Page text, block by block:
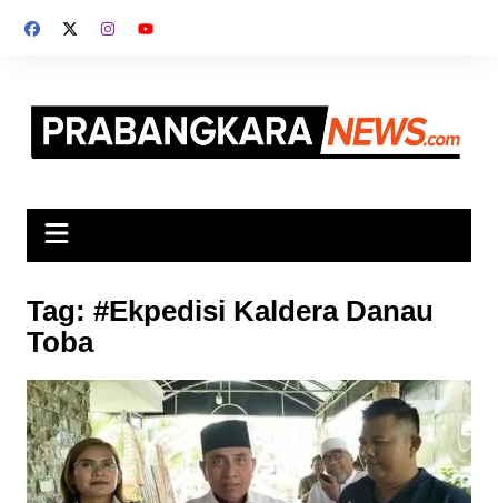
Tag: #Ekpedisi Kaldera Danau
Toba